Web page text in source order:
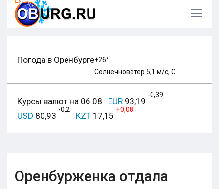
Погода в Оренбурге+26°
Солнечноветер 5,1 м/с, С
Курсы валют на 06.08 EUR 93,19
-0,39
USD 80,93
-0,2
KZT 17,15
+0,08
Оренбурженка отдала